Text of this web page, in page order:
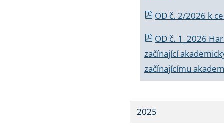
OD č. 2/2026 k
OD č. 1_2026
začínající
začínajícímu
2025